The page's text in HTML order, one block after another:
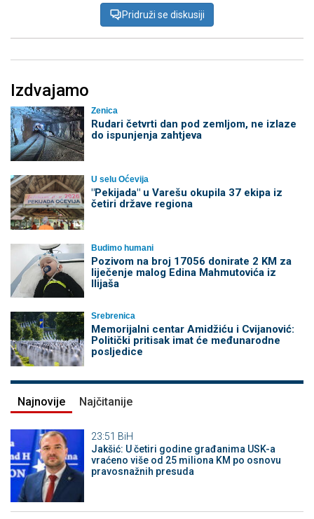
Pridruži se diskusiji
Izdvajamo
Zenica
Rudari četvrti dan pod zemljom, ne izlaze
do ispunjenja zahtjeva
U selu Oćevija
"Pekijada" u Varešu okupila 37 ekipa iz
četiri države regiona
Budimo humani
Pozivom na broj 17056 donirate 2 KM za
liječenje malog Edina Mahmutovića iz
Ilijaša
Srebrenica
Memorijalni centar Amidžiću i Cvijanović:
Politički pritisak imat će međunarodne
posljedice
Najnovije Najčitanije
23:51 BiH
Jakšić: U četiri godine građanima USK-a
vraćeno više od 25 miliona KM po osnovu
pravosnažnih presuda